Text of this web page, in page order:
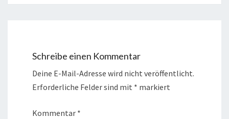
Schreibe einen Kommentar
Deine E-Mail-Adresse wird nicht veröffentlicht.
Erforderliche Felder sind mit * markiert
Kommentar *